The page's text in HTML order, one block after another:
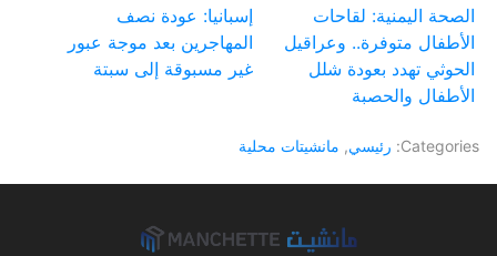
الصحة اليمنية: لقاحات
الأطفال متوفرة.. وعراقيل
الحوثي تهدد بعودة شلل
الأطفال والحصبة
إسبانيا: عودة نصف
المهاجرين بعد موجة عبور
غير مسبوقة إلى سبتة
Categories: رئيسي, مانشيتات محلية